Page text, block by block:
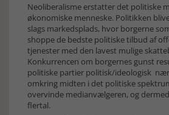
Neoliberalisme erstatter det politiske
økonomiske menneske. Politikken
slags markedsplads, hvor borgerne
shoppe de bedste politiske tilbud af
tjenester med den lavest mulige
Konkurrencen om borgernes gunst
politiske partier politisk/ideologisk
omkring midten i det politiske
overvinde medianvælgeren, og
flertal.